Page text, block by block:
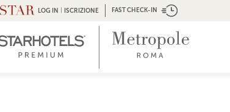
LOG IN ISCRIZIONE FAST CHECK-IN